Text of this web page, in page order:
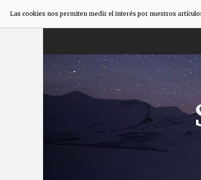
Las cookies nos permiten medir el interés por nuestros